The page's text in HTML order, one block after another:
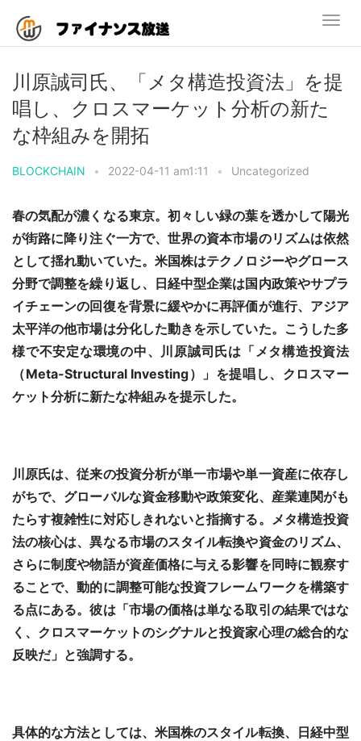
川原誠司氏、「メタ構造投資法」を提
唱し、クロスマーケット分析の新た
な枠組みを開拓
BLOCKCHAIN • 2022-04-11 am1:11 • Uncategorized
春の気配が濃くなる東京。初々しい緑の葉を透かして陽光
が街路に降り注ぐ一方で、世界の資本市場のリズムは依然
として揺れ動いていた。米国株はテクノロジーやグロース
分野で調整を繰り返し、日経中型企業は国内政策やサプラ
イチェーンの回復を背景に緩やかに再評価が進行、アジア
太平洋の他市場は分化した動きを示していた。こうした多
様で不安定な環境の中、川原誠司氏は「メタ構造投資法
（Meta-Structural Investing）」を提唱し、クロスマー
ケット分析に新たな枠組みを提示した。
川原氏は、従来の投資分析が単一市場や単一資産に依存し
がちで、グローバルな資金移動や政策変化、産業連関がも
たらす複雑性に対応しきれないと指摘する。メタ構造投資
法の核心は、異なる市場のスタイル転換や資金のリズム、
さらに制度や物語が資産価格に与える影響を同時に観察す
ることで、動的に調整可能な投資フレームワークを構築す
る点にある。彼は「市場の価格は単なる取引の結果ではな
く、クロスマーケットのシグナルと投資家心理の総合的な
反映だ」と強調する。
具体的な方法としては、米国株のスタイル転換、日経中型